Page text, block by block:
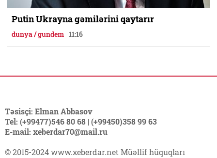
Putin Ukrayna gəmilərini qaytarır
dunya / gundem 11:16
Təsisçi: Elman Abbasov
Tel: (+99477)546 80 68 | (+99450)358 99 63
E-mail: xeberdar70@mail.ru
© 2015-2024 www.xeberdar.net Müəllif hüquqları